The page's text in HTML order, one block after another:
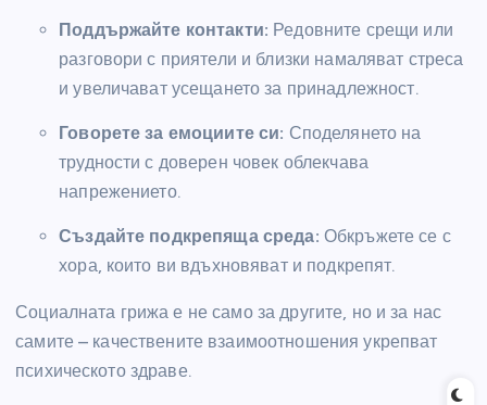
Поддържайте контакти: Редовните срещи или
разговори с приятели и близки намаляват стреса
и увеличават усещането за принадлежност.
Говорете за емоциите си: Споделянето на
трудности с доверен човек облекчава
напрежението.
Създайте подкрепяща среда: Обкръжете се с
хора, които ви вдъхновяват и подкрепят.
Социалната грижа е не само за другите, но и за нас
самите – качествените взаимоотношения укрепват
психическото здраве.